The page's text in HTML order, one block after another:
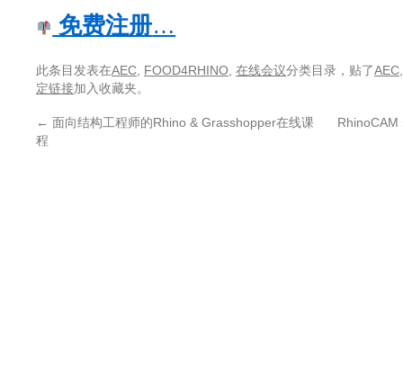
免费注册…
此条目发表在AEC FOOD4RHINO 在线会议分类目录，贴了AEC
定链接加入收藏夹。
← 面向结构工程师的Rhino & Grasshopper在线课
程
RhinoCAM